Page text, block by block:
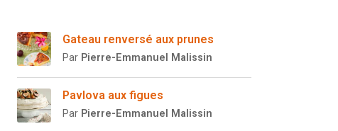
Gateau renversé aux prunes
Par Pierre-Emmanuel Malissin
Pavlova aux figues
Par Pierre-Emmanuel Malissin